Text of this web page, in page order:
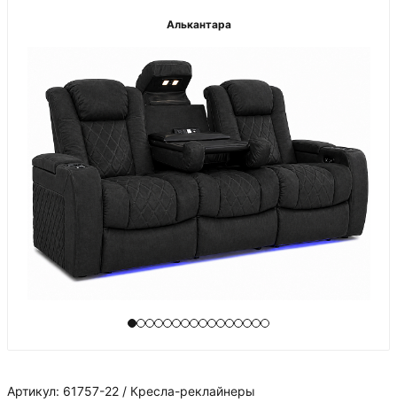
Алькантара
Артикул: 61757-22 / Кресла-реклайнеры